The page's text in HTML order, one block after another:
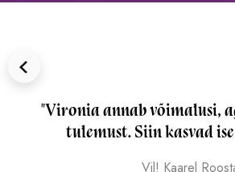
"Vironia annab võimalusi,
tulemust. Siin kasvad
Vil! Kaarel